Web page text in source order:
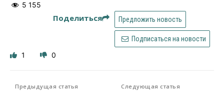
5 155
Поделиться Предложить новость
Подписаться на новости
1 0
Предыдущая статья Следующая статья